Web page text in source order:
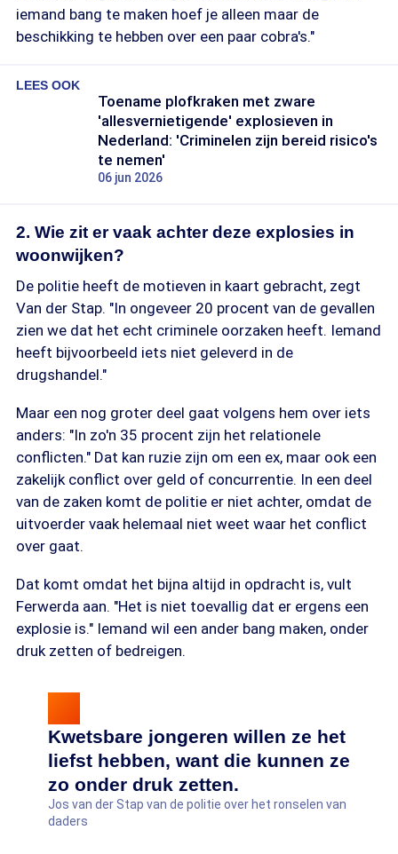
iemand bang te maken hoef je alleen maar de
beschikking te hebben over een paar cobra's."
LEES OOK
Toename plofkraken met zware
'allesvernietigende' explosieven in
Nederland: 'Criminelen zijn bereid risico's
te nemen'
06 jun 2026
2. Wie zit er vaak achter deze explosies in
woonwijken?
De politie heeft de motieven in kaart gebracht, zegt
Van der Stap. "In ongeveer 20 procent van de gevallen
zien we dat het echt criminele oorzaken heeft. Iemand
heeft bijvoorbeeld iets niet geleverd in de
drugshandel."
Maar een nog groter deel gaat volgens hem over iets
anders: "In zo'n 35 procent zijn het relationele
conflicten." Dat kan ruzie zijn om een ex, maar ook een
zakelijk conflict over geld of concurrentie. In een deel
van de zaken komt de politie er niet achter, omdat de
uitvoerder vaak helemaal niet weet waar het conflict
over gaat.
Dat komt omdat het bijna altijd in opdracht is, vult
Ferwerda aan. "Het is niet toevallig dat er ergens een
explosie is." Iemand wil een ander bang maken, onder
druk zetten of bedreigen.
Kwetsbare jongeren willen ze het
liefst hebben, want die kunnen ze
zo onder druk zetten.
Jos van der Stap van de politie over het ronselen van
daders